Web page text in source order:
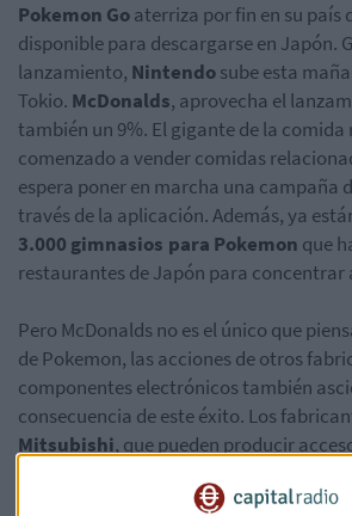
Pokemon Goaterriza por fin en su país
disponible para descargarse en Japón.
lanzamiento, Nintendosube esta
Tokio. McDonalds, aprovecha el
también un 9%. El gigante de la comida
comenzado a vender comidas
espera poner en marcha una campaña
través de la aplicación. Además, ya
3.000 gimnasios para Pokemon que
restaurantes de Japón para concentrar
Pero McDonalds no es el único que
de Pokemon, las acciones de otros
componentes electrónicos también
consecuencia de este éxito. Los
Mitsubishi, que pueden producir